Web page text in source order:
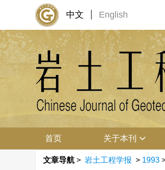
中文 English
首页 关于本刊
文章导航 > 岩土工程学报 > 1993